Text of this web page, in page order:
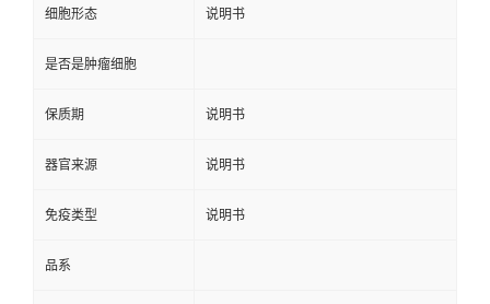
细胞形态 说明书
是否是肿瘤细胞
保质期 说明书
器官来源 说明书
免疫类型 说明书
品系